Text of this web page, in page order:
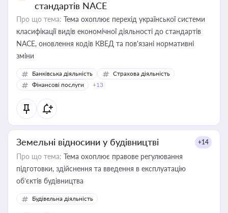
стандартів NACE
Про що тема: Тема охоплює перехід української системи
класифікації видів економічної діяльності до стандартів
NACE, оновлення кодів КВЕД та пов'язані нормативні
зміни
Банківська діяльність
Страхова діяльність
Фінансові послуги
+13
Земельні відносини у будівництві +14
Про що тема: Тема охоплює правове регулювання
підготовки, здійснення та введення в експлуатацію
об’єктів будівництва
Будівельна діяльність